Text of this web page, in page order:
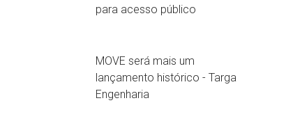
para acesso público
MOVE será mais um
lançamento histórico - Targa
Engenharia